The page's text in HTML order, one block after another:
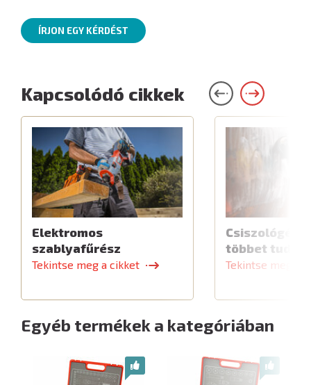
ÍRJON EGY KÉRDÉST
Kapcsolódó cikkek
Elektromos
szablyafűrész
Tekintse meg a cikket
Csiszológép,
többet tud
Tekintse meg a
Egyéb termékek a kategóriában